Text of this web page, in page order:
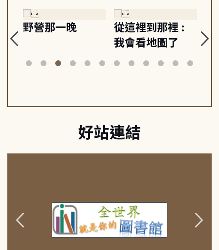
野營那一晚
從這裡到那裡 :
我會看地圖了
美
好站連結